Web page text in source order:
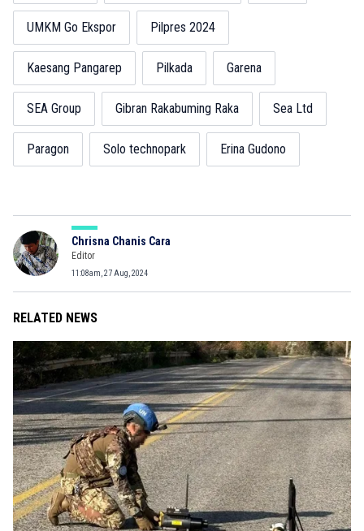
UMKM Go Ekspor Pilpres 2024
Kaesang Pangarep Pilkada Garena
SEA Group Gibran Rakabuming Raka Sea Ltd
Paragon Solo technopark Erina Gudono
Chrisna Chanis Cara
Editor
11:08am, 27 Aug, 2024
RELATED NEWS